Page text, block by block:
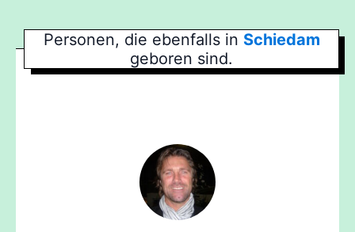
Personen, die ebenfalls in Schiedam
geboren sind.